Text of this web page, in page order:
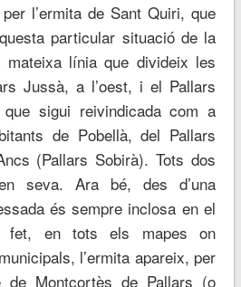
l’ermita de Sant Quiri, que
particular situació de la
línia que divideix les
Jussà, a l’oest, i el Pallars
sigui reivindicada com a
de Pobellà, del Pallars
(Pallars Sobirà). Tots dos
seva. Ara bé, des d’una
és sempre inclosa en el
fet, en tots els mapes on
l’ermita apareix, per
Montcortès de Pallars (o